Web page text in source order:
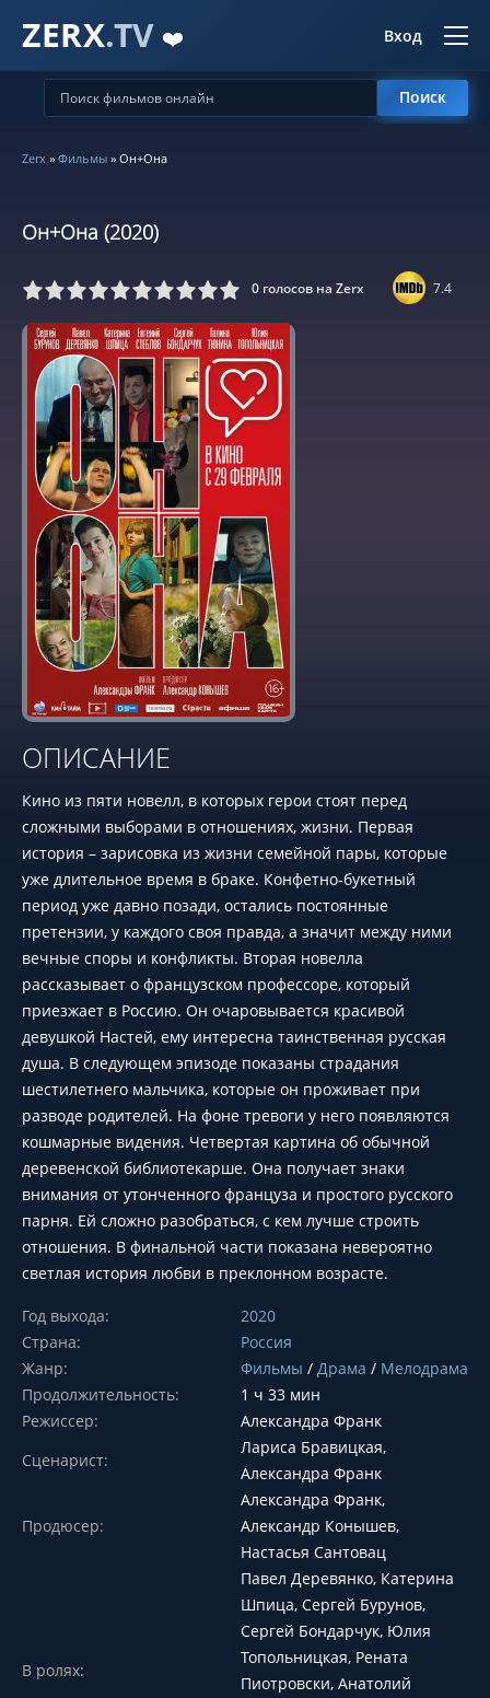
ZERX.TV ❤️ Вход
Поиск
Zerx » Фильмы » Он+Она
Он+Она (2020)
6 7 8 9 10 0 голосов на Zerx 7.4
ОПИСАНИЕ
Кино из пяти новелл, в которых герои стоят перед
сложными выборами в отношениях, жизни. Первая
история – зарисовка из жизни семейной пары, которые
уже длительное время в браке. Конфетно-букетный
период уже давно позади, остались постоянные
претензии, у каждого своя правда, а значит между ними
вечные споры и конфликты. Вторая новелла
рассказывает о французском профессоре, который
приезжает в Россию. Он очаровывается красивой
девушкой Настей, ему интересна таинственная русская
душа. В следующем эпизоде показаны страдания
шестилетнего мальчика, которые он проживает при
разводе родителей. На фоне тревоги у него появляются
кошмарные видения. Четвертая картина об обычной
деревенской библиотекарше. Она получает знаки
внимания от утонченного француза и простого русского
парня. Ей сложно разобраться, с кем лучше строить
отношения. В финальной части показана невероятно
светлая история любви в преклонном возрасте.
Год выхода:
2020
Страна:
Россия
Жанр:
Фильмы / Драма / Мелодрама
Продолжительность:
1 ч 33 мин
Режиссер:
Александра Франк
Сценарист:
Лариса Бравицкая,
Александра Франк
Продюсер:
Александра Франк,
Александр Конышев,
Настасья Сантовац
В ролях:
Павел Деревянко, Катерина
Шпица, Сергей Бурунов,
Сергей Бондарчук, Юлия
Топольницкая, Рената
Пиотровски, Анатолий